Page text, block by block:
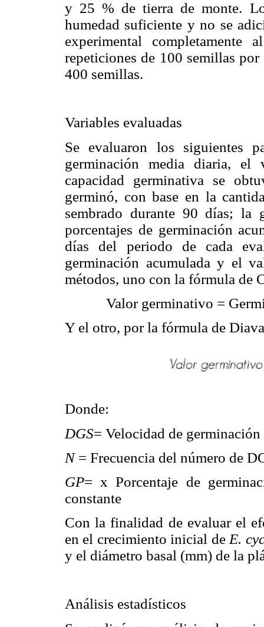
y 25 % de tierra de monte.
humedad suficiente y no se
experimental
repeticiones de 100 semillas
400 semillas.
Variables evaluadas
Se evaluaron los siguientes
germinación media diaria,
capacidad germinativa se
germinó, con base en la
sembrado durante 90 días;
porcentajes de germinación
días del periodo de cada
germinación acumulada y el
métodos, uno con la fórmula de
Valor germinativo =
Y el otro, por la fórmula de
Donde:
DGS= Velocidad de
N= Frecuencia del número de
GP= x Porcentaje de
constante
Con la finalidad de evaluar el
en el crecimiento inicial de E.
y el diámetro basal (mm) de la
Análisis estadísticos